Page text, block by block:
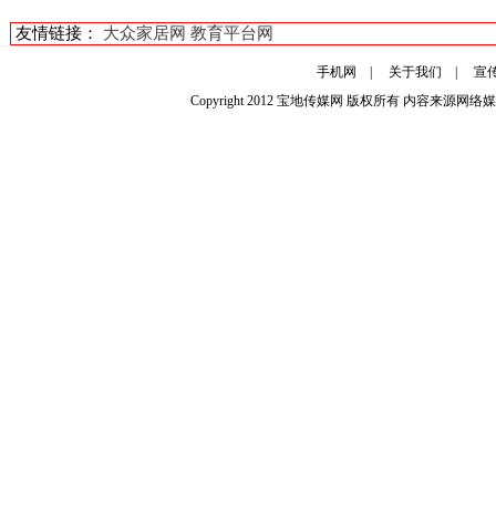
友情链接： 大众家居网 教育平台网
手机网 关于我们 |宣
Copyright 2012宝地传媒网 版权所有 内容来源网络